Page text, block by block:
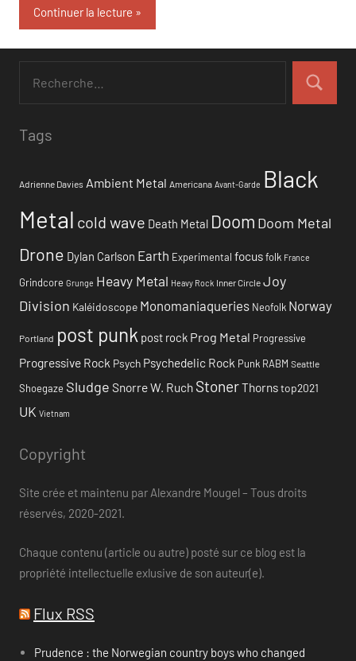
Continuer la lecture
Tags
Adrienne Davies Ambient Metal Americana Avant-Garde Black
Metal cold wave Death Metal Doom Doom Metal
Drone Dylan Carlson Earth Experimental focusfolk France
Grindcore Grunge Heavy Metal Heavy Rock Inner Circle Joy
Division Kaléidoscope Monomaniaqueries Neofolk Norway
Portland post punk post rock Prog Metal Progressive
Progressive Rock Psych Psychedelic Rock Punk RABM Seattle
Shoegaze Sludge Snorre W. Ruch StonerThornstop2021
UK Vietnam
Copyright
Site crée et maintenu par Alexandre Mougel – Tous droits
réservés, 2020-2021.
Chaque contenu (article ou autre) posté sur ce blog est la
propriété intellectuelle exlusive de son auteur(e).
Flux RSS
Prudence : the Norwegian country boys who changed